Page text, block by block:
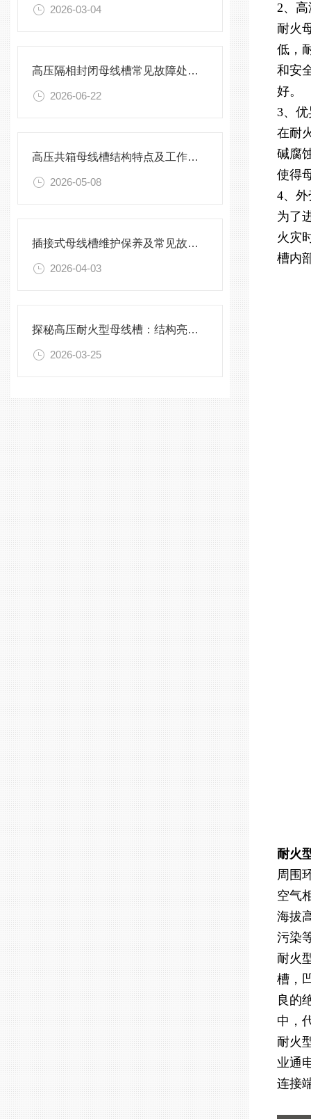
2026-03-04
高压隔相封闭母线槽常见故障处理方案
2026-06-22
高压共箱母线槽结构特点及工作原理
2026-05-08
插接式母线槽维护保养及常见故障处理指南
2026-04-03
探秘高压耐火型母线槽：结构亮点与实用效能
2026-03-25
2、
耐火
低，
和安
好。
3、
在耐
碱腐
使得
4、
为了
火灾
槽内
耐火
周围
空气
海拔
污染
耐火
槽，
良的
中，
耐火
业通
连接